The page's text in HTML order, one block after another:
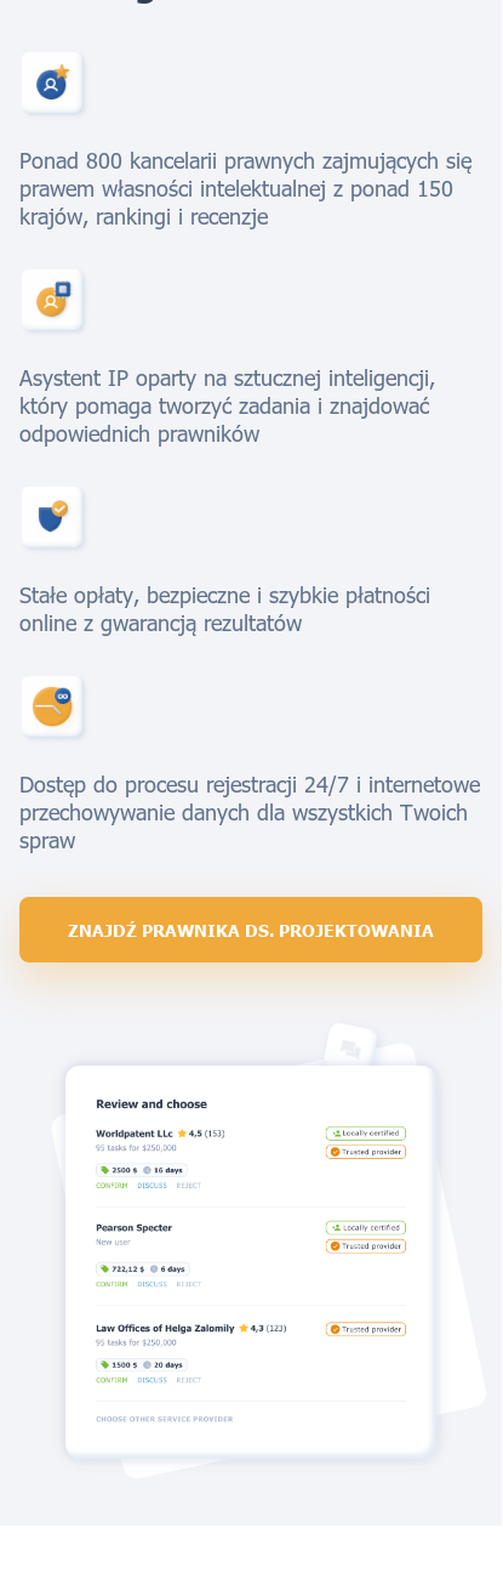
Ponad 800 kancelarii prawnych zajmujących się
prawem własności intelektualnej z ponad 150
krajów, rankingi i recenzje
Asystent IP oparty na sztucznej inteligencji,
który pomaga tworzyć zadania i znajdować
odpowiednich prawników
Stałe opłaty, bezpieczne i szybkie płatności
online z gwarancją rezultatów
Dostęp do procesu rejestracji 24/7 i internetowe
przechowywanie danych dla wszystkich Twoich
spraw
ZNAJDŹ PRAWNIKA DS. PROJEKTOWANIA